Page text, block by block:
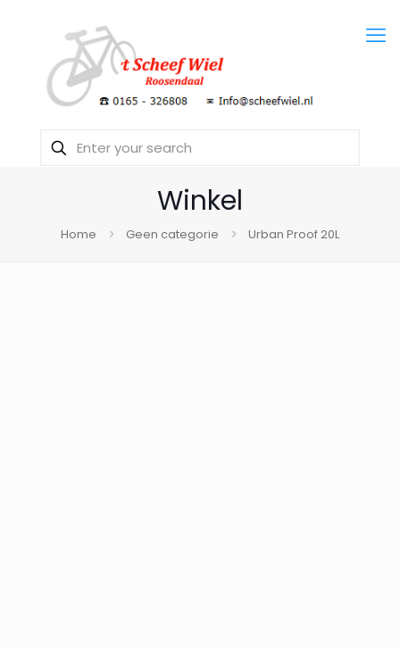
Winkel
Home Geen categorie Urban Proof 20L